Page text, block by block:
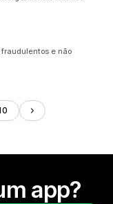
e não
app?